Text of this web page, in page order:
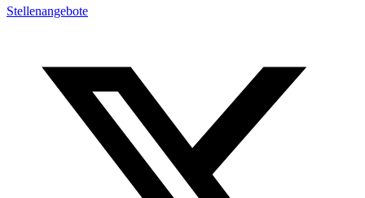
Stellenangebote